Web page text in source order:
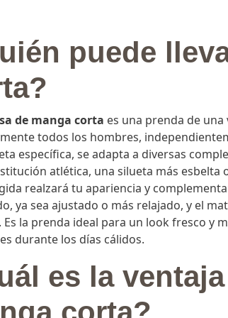
(JÁVEA / XÀBIA), nuestra
el mundo. Nuestro compromiso con
las creamos, ofreciendo piezas únicas
por la excelencia, un servicio al cliente
para descubrir nuestra selección y
puede
de manga corta es una prenda de
todos los hombres,
específica, se adapta a diversas
atlética, una silueta más esbelta
realzará tu apariencia y
ya sea ajustado o más relajado, y el
Es la prenda ideal para un look fresco y
durante los días cálidos.
es la